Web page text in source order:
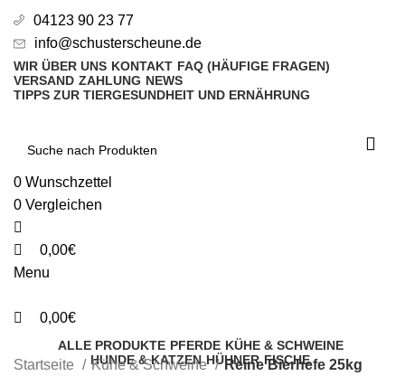
04123 90 23 77
info@schusterscheune.de
WIR ÜBER UNS KONTAKT FAQ (HÄUFIGE FRAGEN)
VERSAND ZAHLUNG NEWS
TIPPS ZUR TIERGESUNDHEIT UND ERNÄHRUNG
0 Wunschzettel
0 Vergleichen
0,00€
Menu
0,00€
ALLE PRODUKTE PFERDE KÜHE & SCHWEINE
HUNDE & KATZEN HÜHNER FISCHE
Startseite Kühe & Schweine Reine Bierhefe 25kg